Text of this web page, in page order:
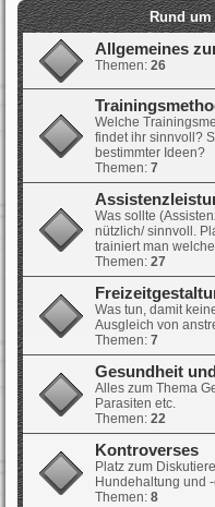
Rund
Allgemeines
Themen: 26
Welche
findet ihr sinnvoll?
bestimmter Ideen?
Themen: 7
Was sollte
nützlich/ sinnvoll.
trainiert man
Themen: 27
Was tun, damit
Ausgleich von
Themen: 7
Gesundheit
Alles zum Thema
Parasiten etc.
Themen: 22
Kontroverses
Platz zum
Hundehaltung und
Themen: 8